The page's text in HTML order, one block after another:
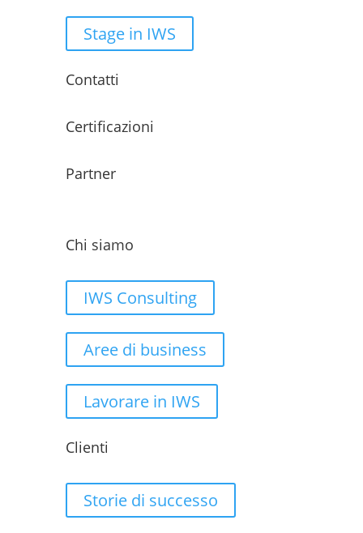
Stage in IWS
Contatti
Certificazioni
Partner
Chi siamo
IWS Consulting
Aree di business
Lavorare in IWS
Clienti
Storie di successo